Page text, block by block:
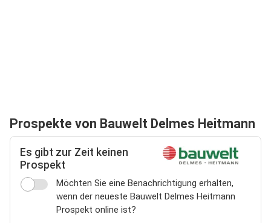
Prospekte von Bauwelt Delmes Heitmann
Es gibt zur Zeit keinen
Prospekt
Möchten Sie eine Benachrichtigung erhalten,
wenn der neueste Bauwelt Delmes Heitmann
Prospekt online ist?